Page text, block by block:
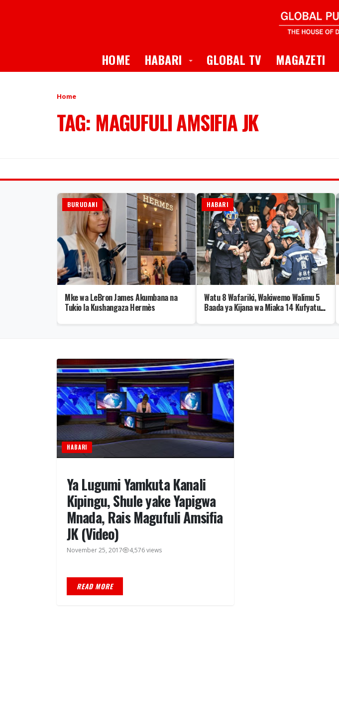
HOME HABARI Toggle Dropdown
GLOBAL TV MAGAZETI
Home
TAG: MAGUFULI AMSIFIA JK
BURUDANI
Mke wa LeBron James Akumbana na
Tukio la Kushangaza Hermès
HABARI
Watu 8 Wafariki, Wakiwemo Walimu 5
Baada ya Kijana wa Miaka 14 Kufyatua
HABARI
Ya Lugumi Yamkuta Kanali
Kipingu, Shule yake Yapigwa
Mnada, Rais Magufuli Amsifia
JK (Video)
November 25, 2017 4,576 views
READ MORE